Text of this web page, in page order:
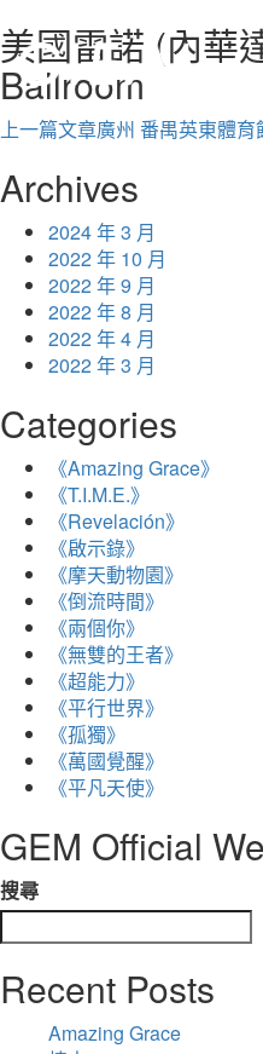
美國雷諾 (內華
Ballroom
文
章
導
覽
上一篇文章廣州 番禺英東體育
Archives
2024 年 3 月
2022 年 10 月
2022 年 9 月
2022 年 8 月
2022 年 4 月
2022 年 3 月
Categories
《Amazing Grace》
《T.I.M.E.》
《Revelación》
《啟示錄》
《摩天動物園》
《倒流時間》
《兩個你》
《無雙的王者》
《超能力》
《平行世界》
《孤獨》
《萬國覺醒》
《平凡天使》
GEM Official
搜尋
Recent Posts
Amazing Grace